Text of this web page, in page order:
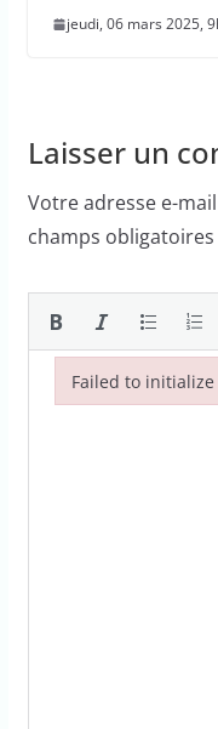
jeudi, 06 mars 2025,
Laisser un
Votre adresse e-
champs
Failed to
Failed to initialize